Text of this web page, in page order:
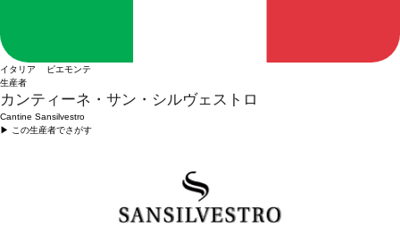
イタリア ピエモンテ
生産者
カンティーネ・サン・シルヴェストロ
Cantine Sansilvestro
▶︎ この生産者でさがす